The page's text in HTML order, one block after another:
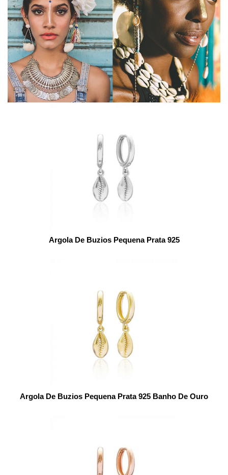
Argola De Buzios Pequena Prata 925
Argola De Buzios Pequena Prata 925 Banho De Ouro